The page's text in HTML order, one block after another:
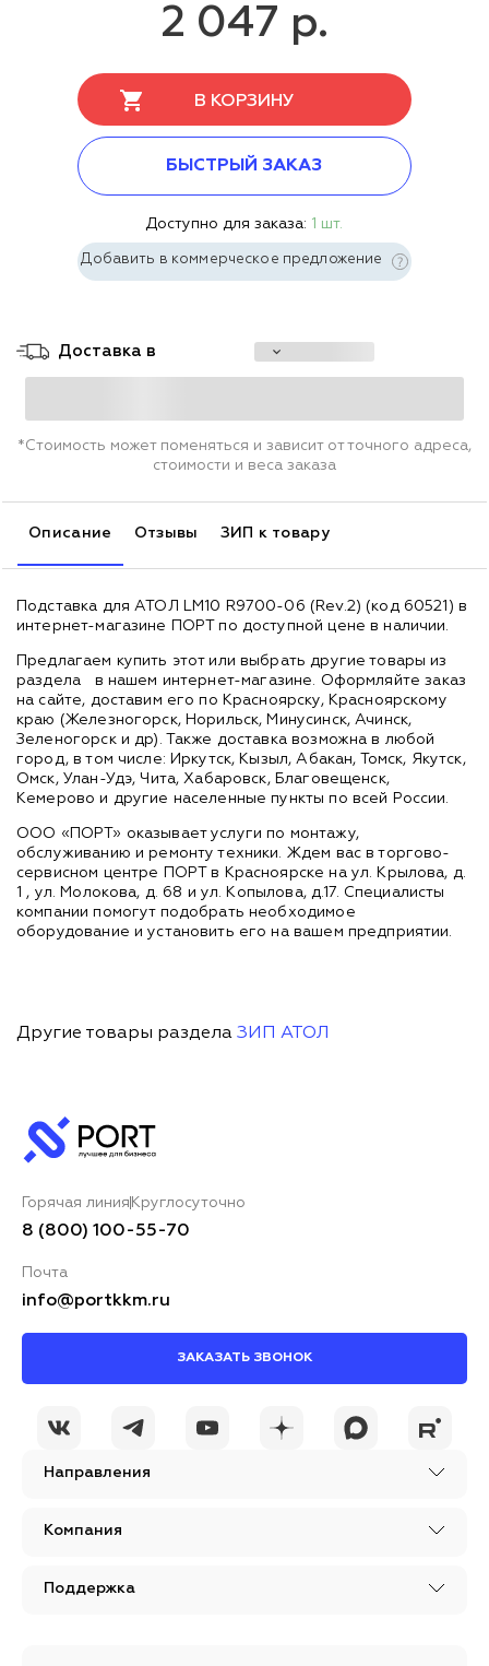
2 047 р.
В КОРЗИНУ
БЫСТРЫЙ ЗАКАЗ
Доступно для заказа: 1 шт.
Добавить в коммерческое предложение
Доставка в
*Стоимость может поменяться и зависит от точного адреса,
стоимости и веса заказа
Описание Отзывы ЗИП к товару
Подставка для АТОЛ LM10 R9700-06 (Rev.2) (код 60521) в
интернет-магазине ПОРТ по доступной цене в наличии.
Предлагаем купить этот или выбрать другие товары из
раздела
в нашем интернет-магазине. Оформляйте заказ
на сайте, доставим его по Красноярску, Красноярскому
краю (Железногорск, Норильск, Минусинск, Ачинск,
Зеленогорск и др). Также доставка возможна в любой
город, в том числе: Иркутск, Кызыл, Абакан, Томск, Якутск,
Омск, Улан-Удэ, Чита, Хабаровск, Благовещенск,
Кемерово и другие населенные пункты по всей России.
ООО «ПОРТ» оказывает услуги по монтажу,
обслуживанию и ремонту техники. Ждем вас в торгово-
сервисном центре ПОРТ в Красноярске на ул. Крылова, д.
1 , ул. Молокова, д. 68 и ул. Копылова, д.17. Специалисты
компании помогут подобрать необходимое
оборудование и установить его на вашем предприятии.
Другие товары раздела ЗИП АТОЛ
Направления
Компания
Поддержка
Горячая линия Круглосуточно
8 (800) 100-55-70
Почта
info@portkkm.ru
ЗАКАЗАТЬ ЗВОНОК